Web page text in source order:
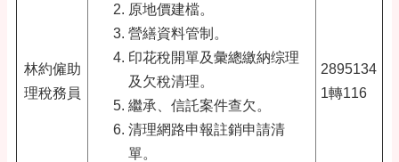
林約僱助
理稅務員
原地價建檔。
營繕資料管制。
印花稅開單及彙總繳納综理
及欠稅清理。
繼承、信託案件查欠。
清理網路申報註銷申請清
單。
2895134
1轉116